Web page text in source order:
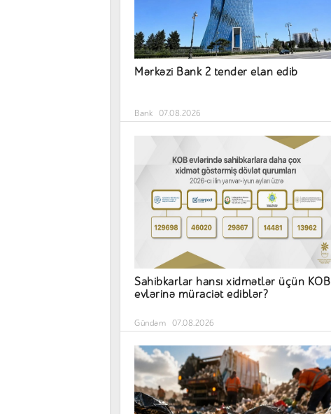
Mərkəzi Bank 2 tender elan edib
Bank 07.08.2026
Sahibkarlar hansı xidmətlər üçün KOB
evlərinə müraciət ediblər?
Gündəm 07.08.2026